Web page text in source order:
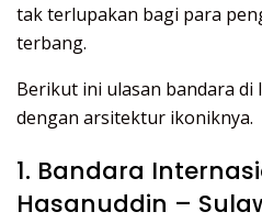
tak terlupakan bagi para
terbang.
Berikut ini ulasan bandara di
dengan arsitektur ikoniknya.
1. Bandara
Hasanuddin –